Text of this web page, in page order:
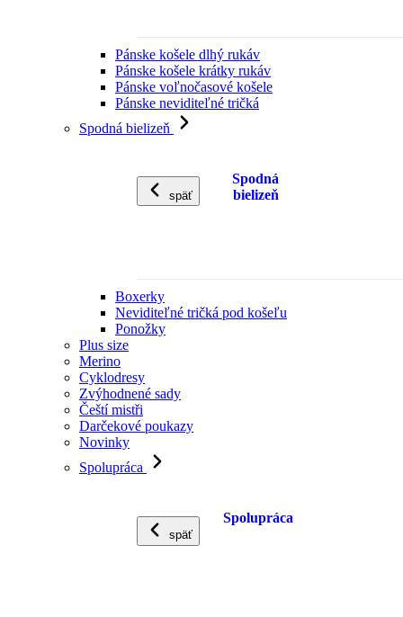
Pánske košele dlhý rukáv
Pánske košele krátky rukáv
Pánske voľnočasové košele
Pánske neviditeľné tričká
Spodná bielizeň
späť
Spodná
bielizeň
Boxerky
Neviditeľné tričká pod košeľu
Ponožky
Plus size
Merino
Cyklodresy
Zvýhodnené sady
Čeští mistři
Darčekové poukazy
Novinky
Spolupráca
späť
Spolupráca